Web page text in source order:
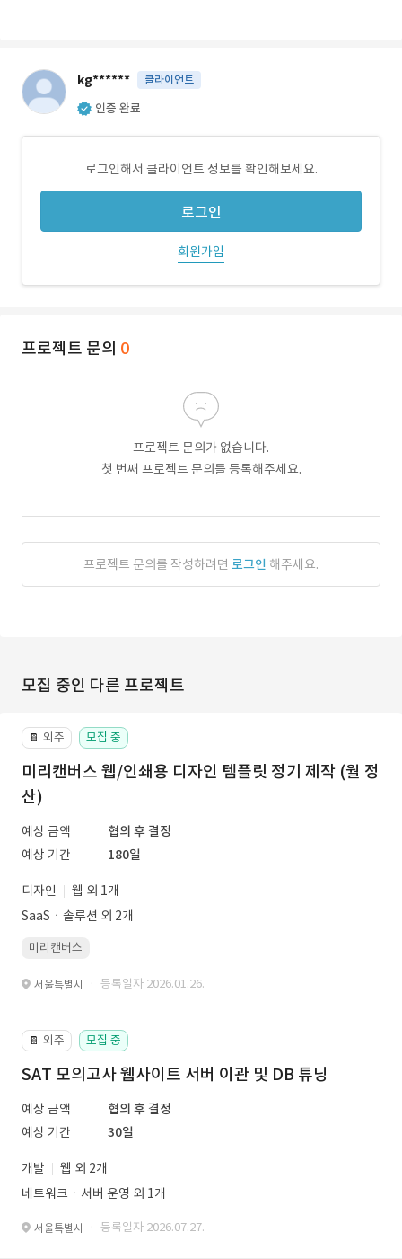
kg****** 클라이언트
인증 완료
로그인해서 클라이언트 정보를 확인해보세요.
로그인
회원가입
프로젝트 문의 0
프로젝트 문의가 없습니다.
첫 번째 프로젝트 문의를 등록해주세요.
프로젝트 문의를 작성하려면 로그인 해주세요.
모집 중인 다른 프로젝트
📔 외주 모집 중
미리캔버스 웹/인쇄용 디자인 템플릿 정기 제작 (월 정
산)
예상 금액
협의 후 결정
예상 기간
180일
디자인
웹 외 1개
SaaSㆍ솔루션 외 2개
미리캔버스
서울특별시 · 등록일자 2026.01.26.
📔 외주 모집 중
SAT 모의고사 웹사이트 서버 이관 및 DB 튜닝
예상 금액
협의 후 결정
예상 기간
30일
개발
웹 외 2개
네트워크ㆍ서버 운영 외 1개
서울특별시 · 등록일자 2026.07.27.